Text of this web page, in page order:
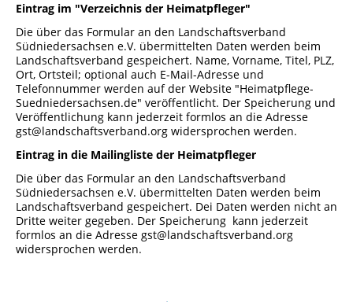
Eintrag im "Verzeichnis der Heimatpfleger"
Die über das Formular an den Landschaftsverband
Südniedersachsen e.V. übermittelten Daten werden beim
Landschaftsverband gespeichert. Name, Vorname, Titel, PLZ,
Ort, Ortsteil; optional auch E-Mail-Adresse und
Telefonnummer werden auf der Website "Heimatpflege-
Suedniedersachsen.de" veröffentlicht. Der Speicherung und
Veröffentlichung kann jederzeit formlos an die Adresse
gst@landschaftsverband.org widersprochen werden.
Eintrag in die Mailingliste der Heimatpfleger
Die über das Formular an den Landschaftsverband
Südniedersachsen e.V. übermittelten Daten werden beim
Landschaftsverband gespeichert. Dei Daten werden nicht an
Dritte weiter gegeben. Der Speicherung kann jederzeit
formlos an die Adresse gst@landschaftsverband.org
widersprochen werden.